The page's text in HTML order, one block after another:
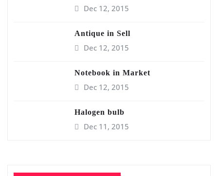
Dec 12, 2015
Antique in Sell
Dec 12, 2015
Notebook in Market
Dec 12, 2015
Halogen bulb
Dec 11, 2015